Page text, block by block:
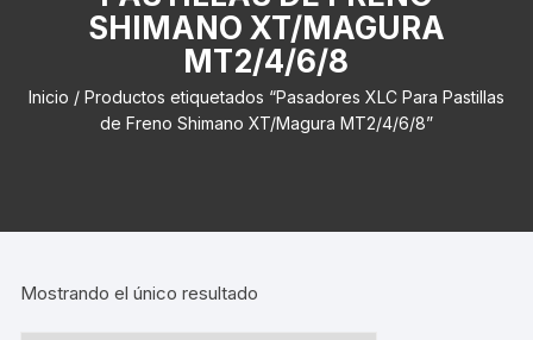
SHIMANO XT/MAGURA
MT2/4/6/8
Inicio / Productos etiquetados “Pasadores XLC Para Pastillas
de Freno Shimano XT/Magura MT2/4/6/8”
Mostrando el único resultado